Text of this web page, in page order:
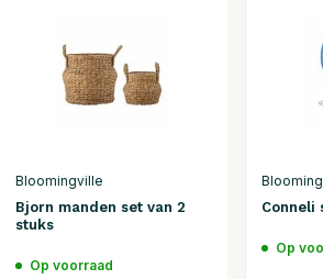
Bloomingville
Bjorn manden set van 2
stuks
Op voorraad
Conneli
Op